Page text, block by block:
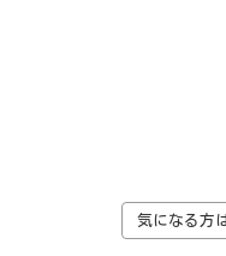
気になる方